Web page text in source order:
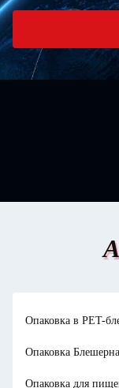
Опаковка в PET-
Опаковка
Опаковка для